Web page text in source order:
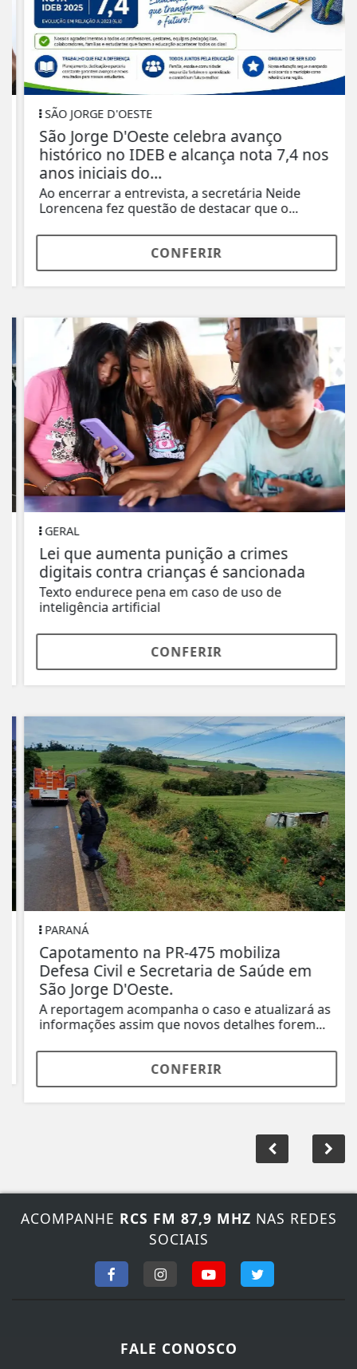
SÃO JORGE D'OESTE
São Jorge D'Oeste celebra avanço
histórico no IDEB e alcança nota 7,4 nos
anos iniciais do...
Ao encerrar a entrevista, a secretária Neide
Lorencena fez questão de destacar que o...
CONFERIR
GERAL
Lei que aumenta punição a crimes
digitais contra crianças é sancionada
Texto endurece pena em caso de uso de
inteligência artificial
CONFERIR
PARANÁ
Capotamento na PR-475 mobiliza
Defesa Civil e Secretaria de Saúde em
São Jorge D'Oeste.
A reportagem acompanha o caso e atualizará as
informações assim que novos detalhes forem...
CONFERIR
ACOMPANHE RCS FM 87,9 MHZ NAS REDES
SOCIAIS
FALE CONOSCO